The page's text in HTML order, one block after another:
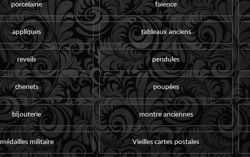
porcelaine faïence
appliques tableaux anciens
reveils pendules
chenets poupées
bijouterie montre anciennes
médailles militaire Vieilles cartes postales